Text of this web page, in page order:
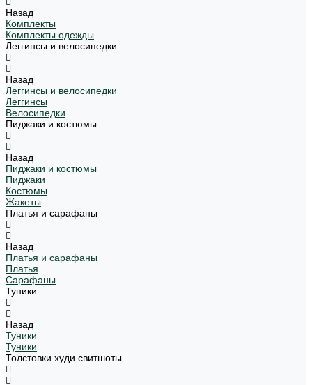
Назад
Комплекты
Комплекты одежды
Леггинсы и велосипедки
Назад
Леггинсы и велосипедки
Леггинсы
Велосипедки
Пиджаки и костюмы
Назад
Пиджаки и костюмы
Пиджаки
Костюмы
Жакеты
Платья и сарафаны
Назад
Платья и сарафаны
Платья
Сарафаны
Туники
Назад
Туники
Туники
Толстовки худи свитшоты